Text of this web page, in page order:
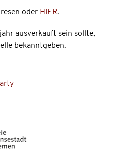
oder HIER.
ausverkauft sein sollte,
bekanntgeben.